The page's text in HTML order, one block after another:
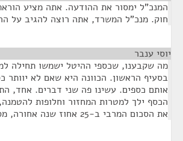
המנכ"ל ימסור את ההודעה. אתה מציע
חוק. מנכ"ל המשרד, אתה רוצה להגיב על
יוסי ענבר
מה שקבענו, שכספי ההיטל ישמשו תחילה
בסעיף הראשון. הכוונה היא שאם לא יוותר
אותם כספים. עשינו פה שני דברים. אחד,
הכסף ילך למטרות המחזור וחלופות
את הסכום המרבי ב-25 אחוז שנה אחורה, מסך כל ההיטל.